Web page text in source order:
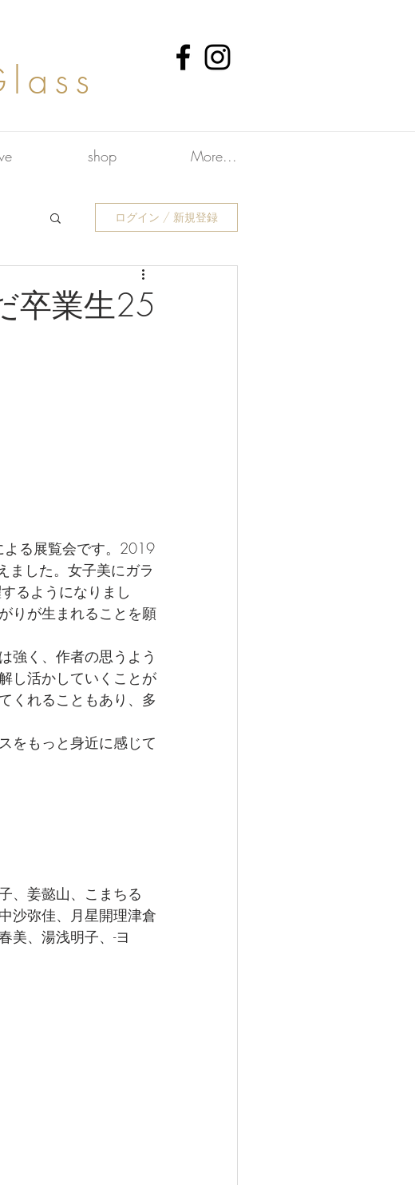
shop More...
ログイン / 新規登録
卒業生25
よる展覧会です。2019
ました。⼥⼦美にガラ
るようになりまし
りが⽣まれることを願
強く、作者の思うよう
し活かしていくことが
くれることもあり、多
をもっと⾝近に感じて
、姜懿山、こまちる
沙弥佳、月星開理津倉
美、湯浅明子、-ヨ